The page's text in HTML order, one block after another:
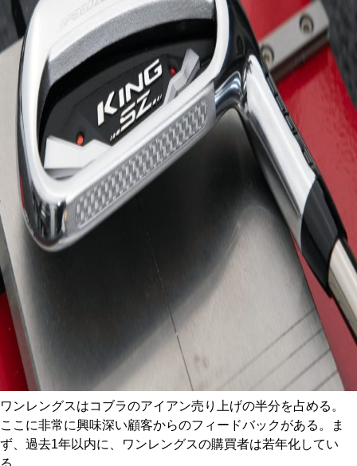
ワンレングスはコブラのアイアン売り上げの半分を占める。
ここに非常に興味深い顧客からのフィードバックがある。ま
ず、過去1年以内に、ワンレングスの購買者は若年化してい
る。